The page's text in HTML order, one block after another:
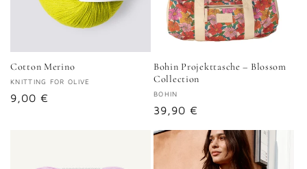
Cotton Merino
Anbieter:
KNITTING FOR OLIVE
Normaler
9,00 €
Bohin Projekttasche – Blossom
Collection
Anbieter:
BOHIN
Normaler
39,90 €